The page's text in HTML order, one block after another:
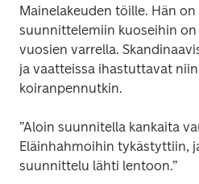
Mainelakeuden töille. Hän
suunnittelemiin kuoseihin
vuosien varrella.
ja vaatteissa ihastuttavat
koiranpennutkin.
”Aloin suunnitella kankaita
Eläinhahmoihin tykästyttiin,
suunnittelu lähti lentoon.”